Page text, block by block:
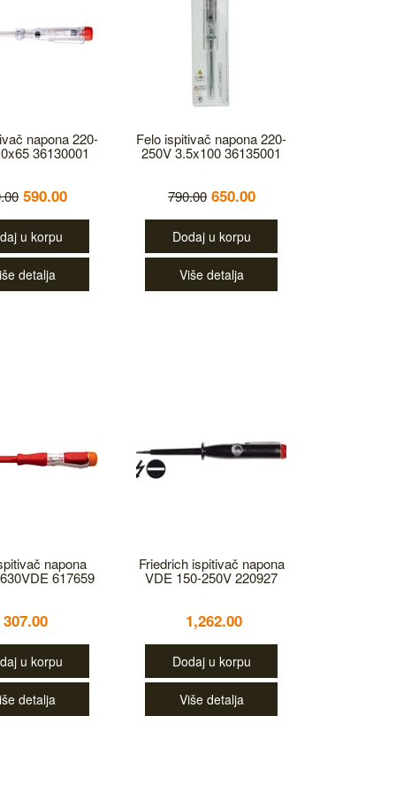
napona 220-
36130001
590.00
u korpu
detalja
Felo ispitivač napona 220-
250V 3.5x100 36135001
790.00 650.00
Dodaj u korpu
Više detalja
napona
617659
307.00
u korpu
detalja
Friedrich ispitivač napona
VDE 150-250V 220927
1,262.00
Dodaj u korpu
Više detalja